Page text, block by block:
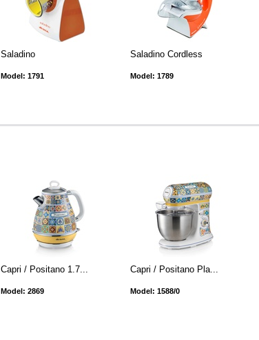
Saladino
Model: 1791
Saladino Cordless
Model: 1789
Capri / Positano 1.7...
Model: 2869
Capri / Positano Pla...
Model: 1588/0